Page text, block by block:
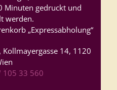
Minuten gedruckt und
werden.
„Expressabholung“
14, 1120
105 33 560